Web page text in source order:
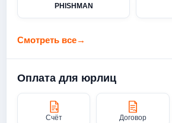
PHISHMAN
Смотреть все→
Оплата для юрлиц
Счёт Договор